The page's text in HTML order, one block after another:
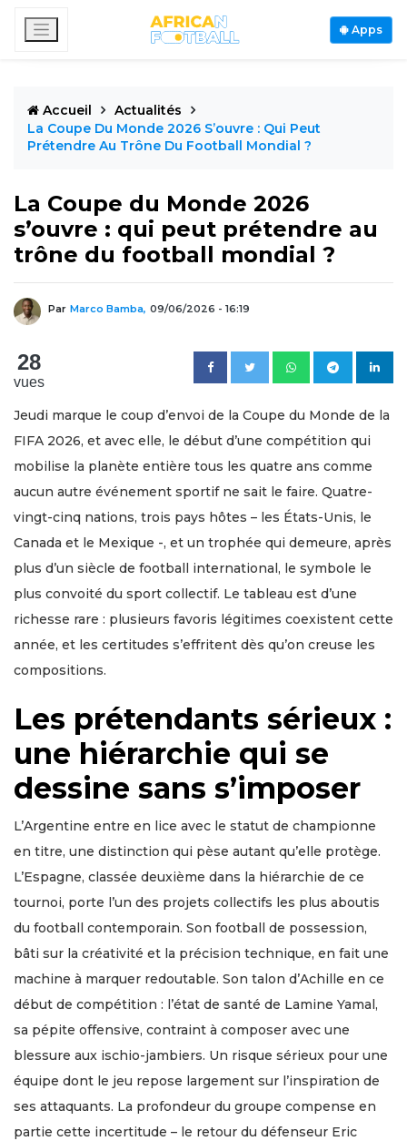
Apps
Accueil
Actualités
La Coupe Du Monde 2026 S’ouvre : Qui Peut
Prétendre Au Trône Du Football Mondial ?
La Coupe du Monde 2026
s’ouvre : qui peut prétendre au
trône du football mondial ?
Par Marco Bamba, 09/06/2026 - 16:19
28
vues
Jeudi marque le coup d’envoi de la Coupe du Monde de la
FIFA 2026, et avec elle, le début d’une compétition qui
mobilise la planète entière tous les quatre ans comme
aucun autre événement sportif ne sait le faire. Quatre-
vingt-cinq nations, trois pays hôtes – les États-Unis, le
Canada et le Mexique -, et un trophée qui demeure, après
plus d’un siècle de football international, le symbole le
plus convoité du sport collectif. Le tableau est d’une
richesse rare : plusieurs favoris légitimes coexistent cette
année, et les certitudes s’effritent dès qu’on creuse les
compositions.
Les prétendants sérieux :
une hiérarchie qui se
dessine sans s’imposer
L’Argentine entre en lice avec le statut de championne
en titre, une distinction qui pèse autant qu’elle protège.
L’Espagne, classée deuxième dans la hiérarchie de ce
tournoi, porte l’un des projets collectifs les plus aboutis
du football contemporain. Son football de possession,
bâti sur la créativité et la précision technique, en fait une
machine à marquer redoutable. Son talon d’Achille en ce
début de compétition : l’état de santé de Lamine Yamal,
sa pépite offensive, contraint à composer avec une
blessure aux ischio-jambiers. Un risque sérieux pour une
équipe dont le jeu repose largement sur l’inspiration de
ses attaquants. La profondeur du groupe compense en
partie cette incertitude – le retour du défenseur Eric